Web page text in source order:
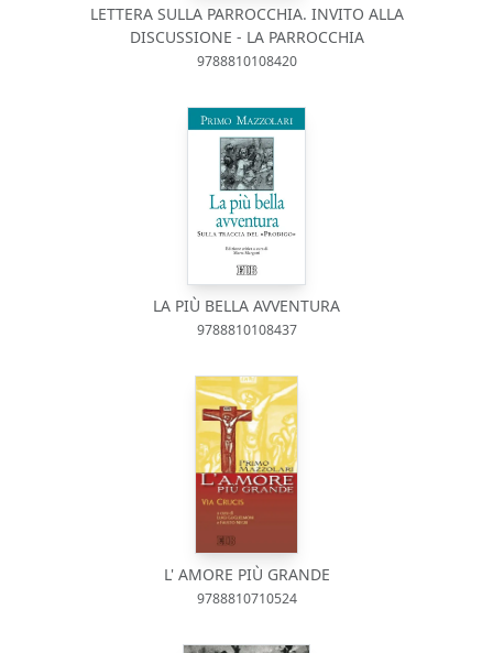
LETTERA SULLA PARROCCHIA. INVITO ALLA
DISCUSSIONE - LA PARROCCHIA
9788810108420
LA PIÙ BELLA AVVENTURA
9788810108437
L' AMORE PIÙ GRANDE
9788810710524